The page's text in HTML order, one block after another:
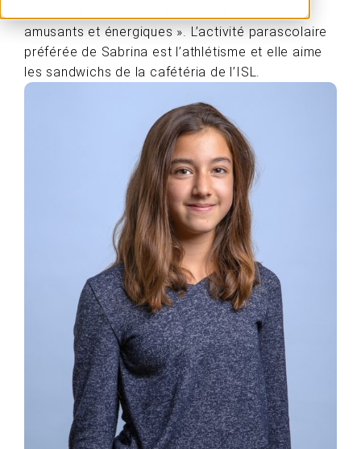
amusants et énergiques ». L’activité parascolaire
préférée de Sabrina est l’athlétisme et elle aime
les sandwichs de la cafétéria de l’ISL.